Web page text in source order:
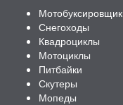
Снегоходы
Квадроциклы
Мотоциклы
Питбайки
Скутеры
Мопеды